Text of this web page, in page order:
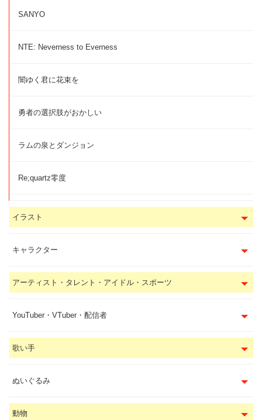
SANYO
NTE: Neverness to Everness
闇ゆく君に花束を
勇者の選択肢がおかしい
ラムの泉とダンジョン
Re;quartz零度
イラスト
キャラクター
アーティスト・タレント・アイドル・スポーツ
YouTuber・VTuber・配信者
歌い手
ぬいぐるみ
動物